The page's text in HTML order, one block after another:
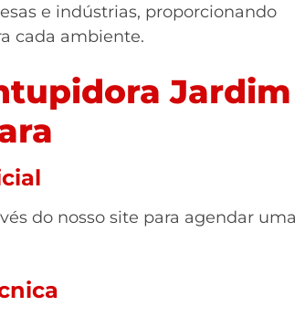
e indústrias, proporcionando
cada ambiente.
Jardim
do nosso site para agendar uma